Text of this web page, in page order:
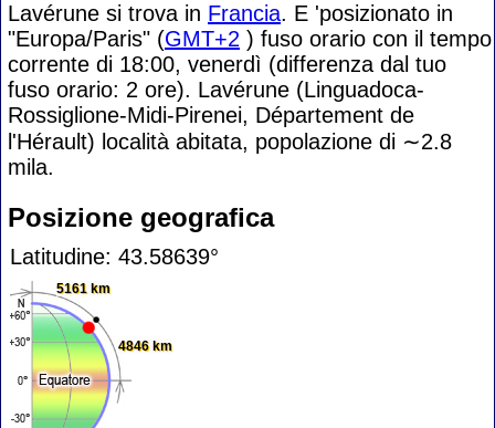
Lavérune si trova in Francia. E 'posizionato in
"Europa/Paris" (GMT+2 ) fuso orario con il tempo
corrente di 18:00, venerdì (differenza dal tuo
fuso orario: 2 ore). Lavérune (Linguadoca-
Rossiglione-Midi-Pirenei, Département de
l'Hérault) località abitata, popolazione di ∼2.8
mila.
Posizione geografica
Latitudine: 43.58639°
5161 km
4846 km